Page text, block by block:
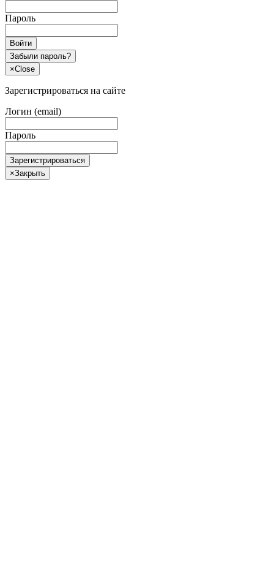
Пароль
Войти
Забыли пароль?
×Close
Зарегистрироваться на сайте
Логин (email)
Пароль
Зарегистрироваться
×Закрыть